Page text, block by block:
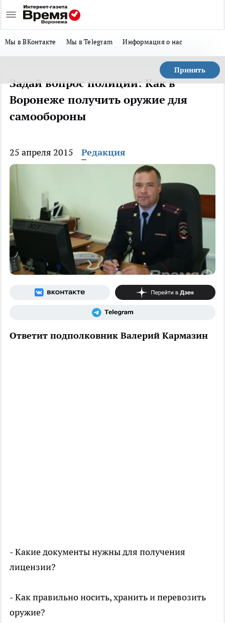
Мы в ВКонтакте Мы в Telegram Информация о нас
Принять
Задай вопрос полиции: Как в
Воронеже получить оружие для
самообороны
25 апреля 2015 Редакция
Ответит подполковник Валерий Кармазин
- Какие документы нужны для получения
лицензии?
- Как правильно носить, хранить и перевозить
оружие?